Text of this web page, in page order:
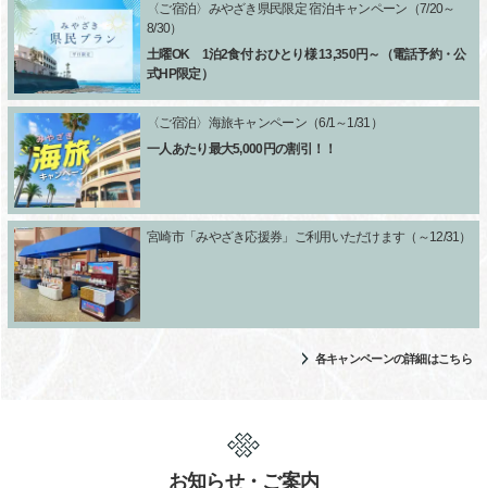
〈ご宿泊〉みやざき県民限定 宿泊キャンペーン（7/20～
8/30）
土曜OK 1泊2食付 おひとり様 13,350円～（電話予約・公
式HP限定）
〈ご宿泊〉海旅キャンペーン（6/1～1/31）
一人あたり最大5,000円の割引！！
宮崎市「みやざき応援券」ご利用いただけます（～12/31）
各キャンペーンの詳細はこちら
お知らせ・ご案内